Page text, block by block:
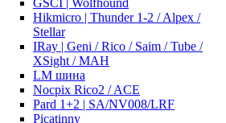
GSCI | Wolfhound
Hikmicro | Thunder 1-2 / Alpex /
Stellar
IRay | Geni / Rico / Saim / Tube /
XSight / MAH
LM шина
Nocpix Rico2 / ACE
Pard 1+2 | SA/NV008/LRF
Picatinny